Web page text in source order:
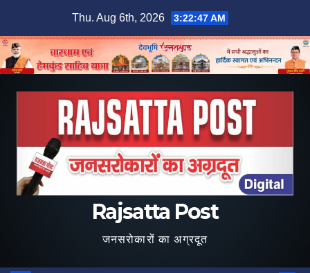
content
Thu. Aug 6th, 2026 3:22:49 AM
Rajsatta Post
जनसरोकारों का अग्रदूत